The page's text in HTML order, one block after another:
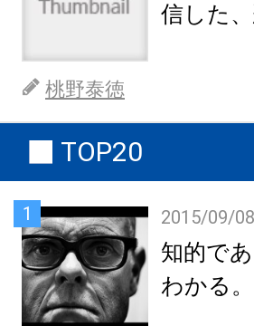
信した
桃野泰徳
TOP20
1 2015/09/08
知的で
わかる。